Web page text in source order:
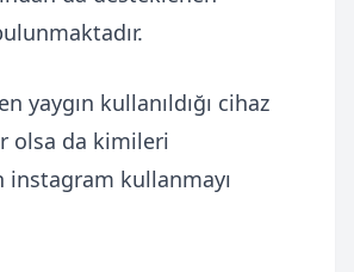
yaygın kullanıldığı cihaz
olsa da kimileri
instagram kullanmayı